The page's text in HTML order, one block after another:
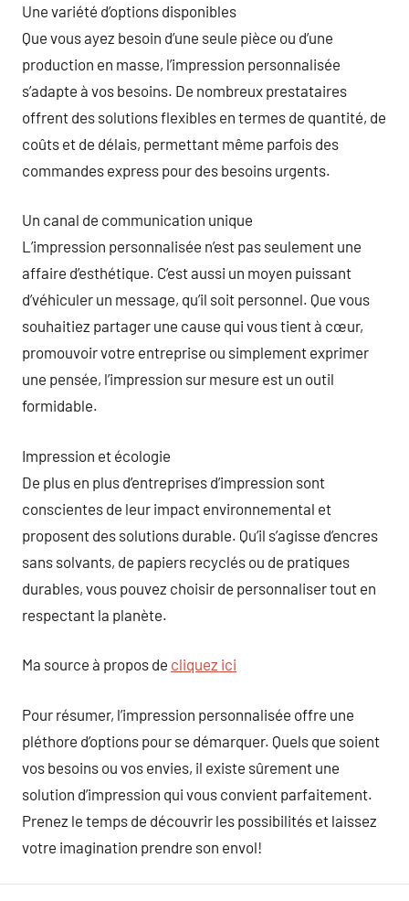
Une variété d’options disponibles
Que vous ayez besoin d’une seule pièce ou d’une
production en masse, l’impression personnalisée
s’adapte à vos besoins. De nombreux prestataires
offrent des solutions flexibles en termes de quantité, de
coûts et de délais, permettant même parfois des
commandes express pour des besoins urgents.
Un canal de communication unique
L’impression personnalisée n’est pas seulement une
affaire d’esthétique. C’est aussi un moyen puissant
d’véhiculer un message, qu’il soit personnel. Que vous
souhaitiez partager une cause qui vous tient à cœur,
promouvoir votre entreprise ou simplement exprimer
une pensée, l’impression sur mesure est un outil
formidable.
Impression et écologie
De plus en plus d’entreprises d’impression sont
conscientes de leur impact environnemental et
proposent des solutions durable. Qu’il s’agisse d’encres
sans solvants, de papiers recyclés ou de pratiques
durables, vous pouvez choisir de personnaliser tout en
respectant la planète.
Ma source à propos de cliquez ici
Pour résumer, l’impression personnalisée offre une
pléthore d’options pour se démarquer. Quels que soient
vos besoins ou vos envies, il existe sûrement une
solution d’impression qui vous convient parfaitement.
Prenez le temps de découvrir les possibilités et laissez
votre imagination prendre son envol!